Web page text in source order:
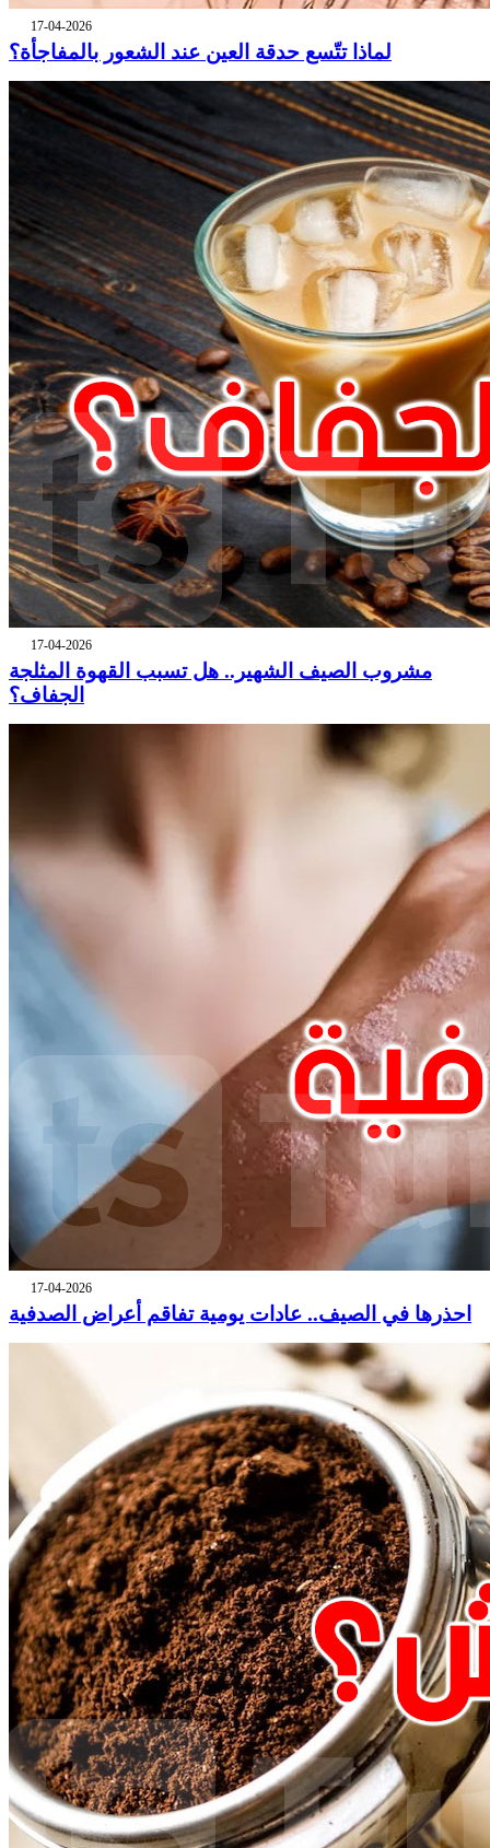
17-04-2026
لماذا تتّسع حدقة العين عند الشعور بالمفاجأة؟
17-04-2026
مشروب الصيف الشهير.. هل تسبب القهوة المثلجة
الجفاف؟
17-04-2026
احذرها في الصيف.. عادات يومية تفاقم أعراض الصدفية